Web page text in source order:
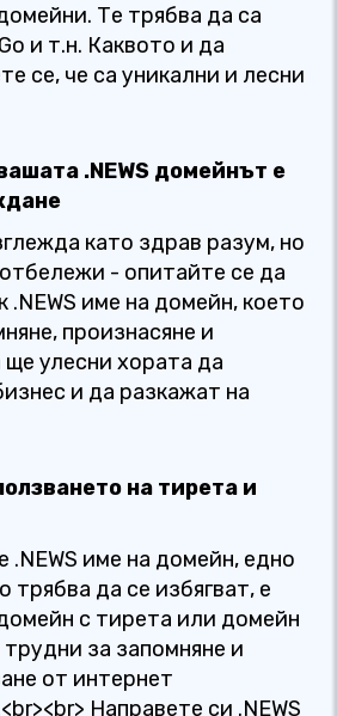
Те трябва да са
и т.н. Каквото и да
се, че са уникални и лесни
.NEWS домейнът е
като здрав разум, но
- опитайте се да
.NEWS име на домейн, което
произнасяне и
ще улесни хората да
и да разкажат на
на тирета и
.NEWS име на домейн, едно
трябва да се избягват, е
с тирета или домейн
за запомняне и
от интернет
Направете си .NEWS